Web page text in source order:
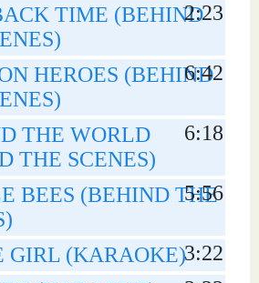
TIME (BEHIND2:23
HEROES (BEHIND
6:42
THE WORLD
THE SCENES)
6:18
BEES (BEHIND THE
5:56
GIRL (KARAOKE)3:22